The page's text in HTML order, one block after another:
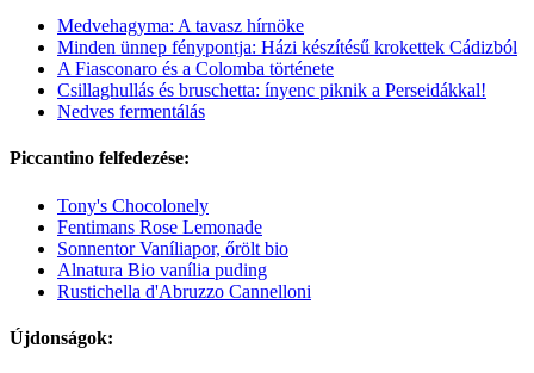
Medvehagyma: A tavasz hírnöke
Minden ünnep fénypontja: Házi készítésű krokettek Cádizból
A Fiasconaro és a Colomba története
Csillaghullás és bruschetta: ínyenc piknik a Perseidákkal!
Nedves fermentálás
Piccantino felfedezése:
Tony's Chocolonely
Fentimans Rose Lemonade
Sonnentor Vaníliapor, őrölt bio
Alnatura Bio vanília puding
Rustichella d'Abruzzo Cannelloni
Újdonságok: